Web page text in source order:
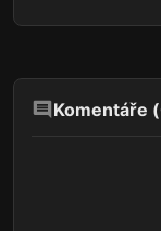
Komentáře (